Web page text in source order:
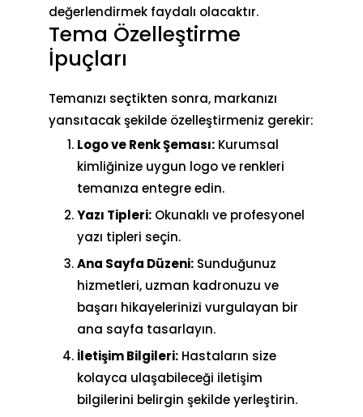
değerlendirmek faydalı olacaktır.
Tema Özelleştirme
İpuçları
Temanızı seçtikten sonra, markanızı
yansıtacak şekilde özelleştirmeniz gerekir:
Logo ve Renk Şeması: Kurumsal
kimliğinize uygun logo ve renkleri
temanıza entegre edin.
Yazı Tipleri: Okunaklı ve profesyonel
yazı tipleri seçin.
Ana Sayfa Düzeni: Sunduğunuz
hizmetleri, uzman kadronuzu ve
başarı hikayelerinizi vurgulayan bir
ana sayfa tasarlayın.
İletişim Bilgileri: Hastaların size
kolayca ulaşabileceği iletişim
bilgilerini belirgin şekilde yerleştirin.